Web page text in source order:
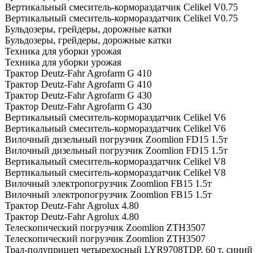
Вертикальный смеситель-кормораздатчик Celikel V0.75
Вертикальный смеситель-кормораздатчик Celikel V0.75
Бульдозеры, грейдеры, дорожные катки
Бульдозеры, грейдеры, дорожные катки
Техника для уборки урожая
Техника для уборки урожая
Трактор Deutz-Fahr Agrofarm G 410
Трактор Deutz-Fahr Agrofarm G 410
Трактор Deutz-Fahr Agrofarm G 430
Трактор Deutz-Fahr Agrofarm G 430
Вертикальный смеситель-кормораздатчик Celikel V6
Вертикальный смеситель-кормораздатчик Celikel V6
Вилочный дизельный погрузчик Zoomlion FD15 1.5т
Вилочный дизельный погрузчик Zoomlion FD15 1.5т
Вертикальный смеситель-кормораздатчик Celikel V8
Вертикальный смеситель-кормораздатчик Celikel V8
Вилочный электропогрузчик Zoomlion FB15 1.5т
Вилочный электропогрузчик Zoomlion FB15 1.5т
Трактор Deutz-Fahr Agrolux 4.80
Трактор Deutz-Fahr Agrolux 4.80
Телескопический погрузчик Zoomlion ZTH3507
Телескопический погрузчик Zoomlion ZTH3507
Трал-полуприцеп четырехосный LYR9708TDP, 60 т, синий